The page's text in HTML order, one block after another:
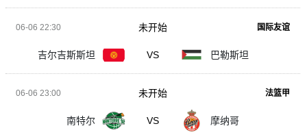
06-06 22:30 国际友谊
吉尔吉斯斯坦 VS 巴勒斯坦
未开始
06-06 23:00 法篮甲
南特尔 VS 摩纳哥
未开始